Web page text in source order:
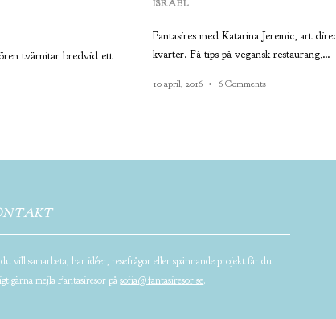
tvärnitar bredvid ett
ISRAEL
Fantasires med Katarina Jeremic, art
kvarter. Få tips på vegansk restaurang,…
10 april, 2016 6 Comments
vill samarbeta, har idéer, resefrågor eller spännande projekt får du
gärna mejla Fantasiresor påsofia@fantasiresor.se.